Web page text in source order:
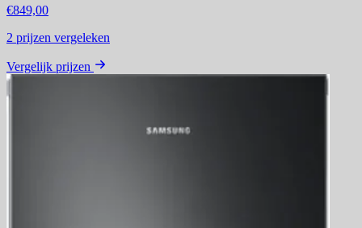
€849,00
2 prijzen vergeleken
Vergelijk prijzen